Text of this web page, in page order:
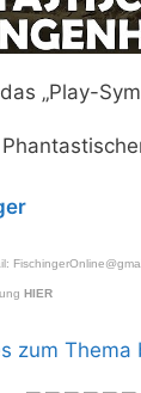
„Play-
HIER
zum Thema